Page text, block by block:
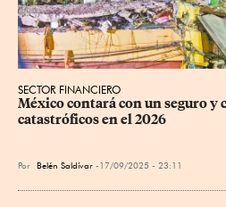
SECTOR FINANCIERO
México contará con un seguro y
catastróficos en el 2026
Por Belén Saldívar 17/09/2025 - 23:11